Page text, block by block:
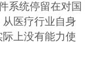
系统停留在对国
医疗行业自身
上没有能力使